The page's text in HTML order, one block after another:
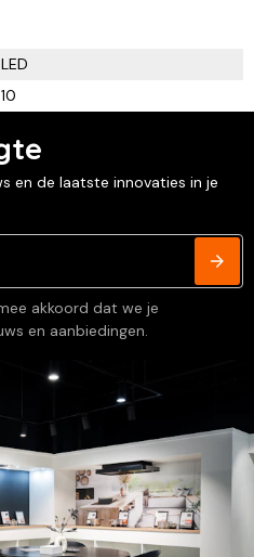
LED
10
en de laatste innovaties in je
akkoord dat we je
en aanbiedingen.